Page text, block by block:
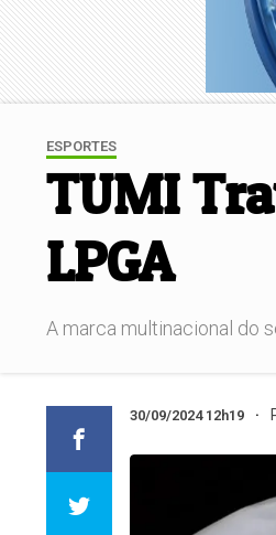
ESPORTES
TUMI
LPGA
A marca multinacional do
30/09/2024 12h19